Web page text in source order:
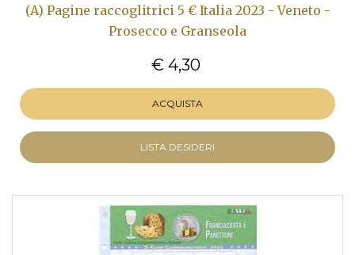
(A) Pagine raccoglitrici 5 € Italia 2023 - Veneto -
Prosecco e Granseola
€ 4,30
ACQUISTA
LISTA DESIDERI